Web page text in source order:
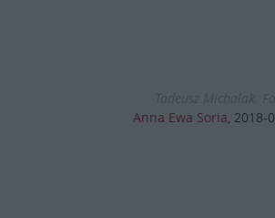
Anna Ewa Soria, 2018-